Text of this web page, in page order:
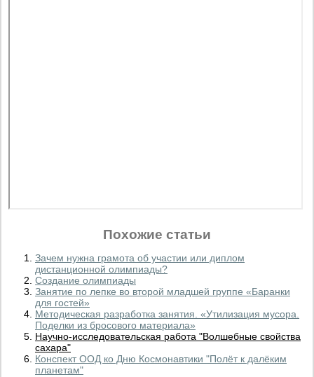
Похожие статьи
Зачем нужна грамота об участии или диплом
дистанционной олимпиады?
Создание олимпиады
Занятие по лепке во второй младшей группе «Баранки
для гостей»
Методическая разработка занятия. «Утилизация мусора.
Поделки из бросового материала»
Научно-исследовательская работа "Волшебные свойства
сахара"
Конспект ООД ко Дню Космонавтики "Полёт к далёким
планетам"